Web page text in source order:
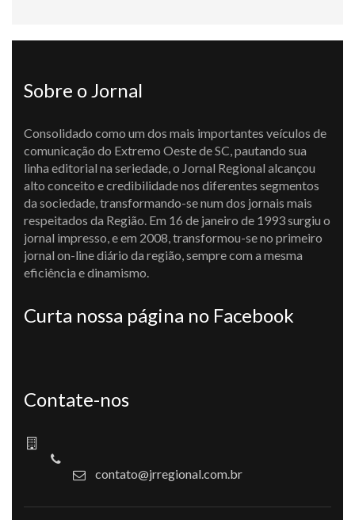
Sobre o Jornal
Consolidado como um dos mais importantes veículos de
comunicação do Extremo Oeste de SC, pautando sua
linha editorial na seriedade, o Jornal Regional alcançou
alto conceito e credibilidade nos diferentes segmentos
da sociedade, transformando-se num dos jornais mais
respeitados da Região. Em 16 de janeiro de 1993 surgiu o
jornal impresso, e em 2008, transformou-se no primeiro
jornal on-line diário da região, sempre com a mesma
eficiência e dinamismo.
Curta nossa página no Facebook
Contate-nos
contato@jrregional.com.br